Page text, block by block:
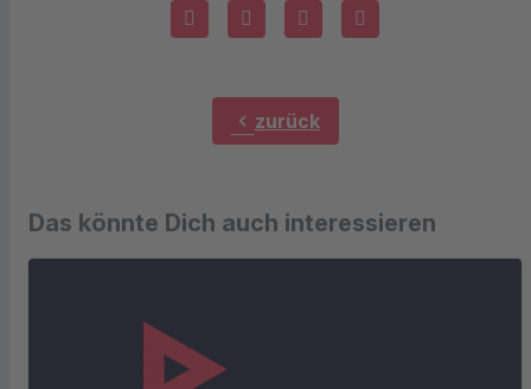
chevron_left zurück
Das könnte Dich auch interessieren